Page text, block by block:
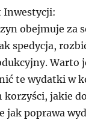
Inwestycji:
obejmuje za
spedycja,
Warto
te wydatki w
korzyści, jakie
jak poprawa